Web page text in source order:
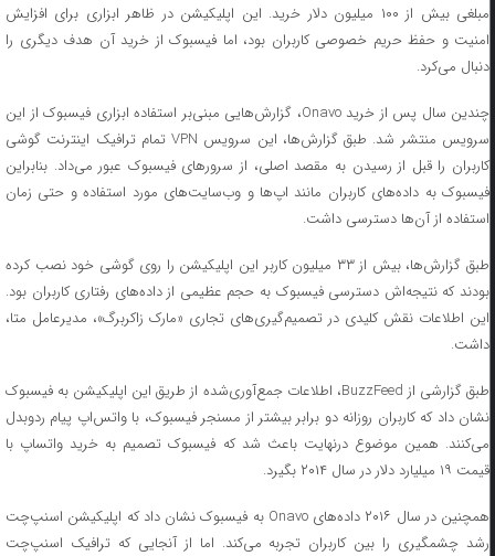
مبلغی بیش از ۱۰۰ میلیون دلار خرید. این اپلیکیشن در ظاهر ابزاری برای افزایش
امنیت و حفظ حریم خصوصی کاربران بود، اما فیسبوک از خرید آن هدف دیگری را
دنبال می‌کرد.
چندین سال پس از خرید Onavo، گزارش‌هایی مبنی‌بر استفاده ابزاری فیسبوک از این
سرویس منتشر شد. طبق گزارش‌ها، این سرویس VPN تمام ترافیک اینترنت گوشی
کاربران را قبل از رسیدن به مقصد اصلی، از سرورهای فیسبوک عبور می‌داد. بنابراین
فیسبوک به‌ داده‌های کاربران مانند اپ‌ها و وب‌سایت‌های مورد استفاده و حتی زمان
استفاده از آن‌ها دسترسی داشت.
طبق گزارش‌ها، بیش از ۳۳ میلیون کاربر این اپلیکیشن را روی گوشی خود نصب کرده
بودند که نتیجه‌اش دسترسی فیسبوک به حجم عظیمی از داده‌های رفتاری کاربران بود.
این اطلاعات نقش کلیدی در تصمیم‌گیری‌های تجاری «مارک زاکربرگ»، مدیرعامل متا،
داشت.
طبق گزارشی از BuzzFeed، اطلاعات جمع‌آوری‌شده از طریق این اپلیکیشن به فیسبوک
نشان داد که کاربران روزانه دو برابر بیشتر از مسنجر فیسبوک، با واتس‌اپ پیام ردوبدل
می‌کنند. همین موضوع درنهایت باعث شد که فیسبوک تصمیم به خرید واتساپ با
قیمت ۱۹ میلیارد دلار در سال ۲۰۱۴ بگیرد.
همچنین در سال ۲۰۱۶ داده‌های Onavo به فیسبوک نشان داد که اپلیکیشن اسنپ‌چت
رشد چشمگیری را بین کاربران تجربه می‌کند. اما از آنجایی که ترافیک اسنپ‌چت